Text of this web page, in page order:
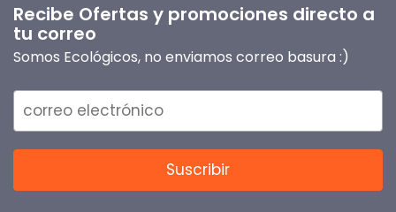
Recibe Ofertas y promociones directo a
tu correo
Somos Ecológicos, no enviamos correo basura :)